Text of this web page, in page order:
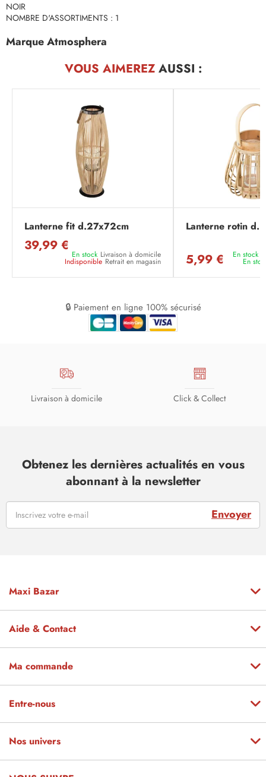
NOIR
NOMBRE D'ASSORTIMENTS : 1
Marque Atmosphera
VOUS AIMEREZAUSSI :
Lanterne fit d.27x72cm
39,99 €
En stock Livraison à domicile
Indisponible Retrait en magasin
Lanterne rotin
5,99 € En stock
En
🔒 Paiement en ligne 100% sécurisé
Livraison à domicile Click & Collect
Obtenez les dernières actualités en vous
abonnant à la newsletter
Envoyer
Maxi Bazar
Aide & Contact
Ma commande
Entre-nous
Nos univers